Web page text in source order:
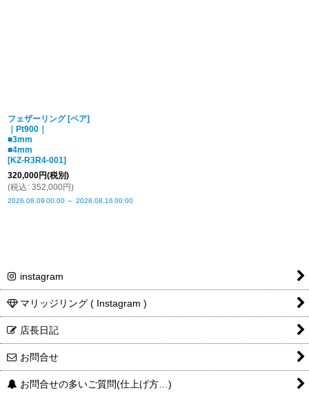
フェザーリング [ペア]
｜Pt900｜
■3mm
■4mm
[KZ-R3R4-001]
320,000円(税別)
(税込 : 352,000円)
2026.08.09 00:00 ～ 2026.08.16 00:00
instagram
マリッジリング ( Instagram )
店長日記
お問合せ
お問合せの多いご質問(仕上げ方…)